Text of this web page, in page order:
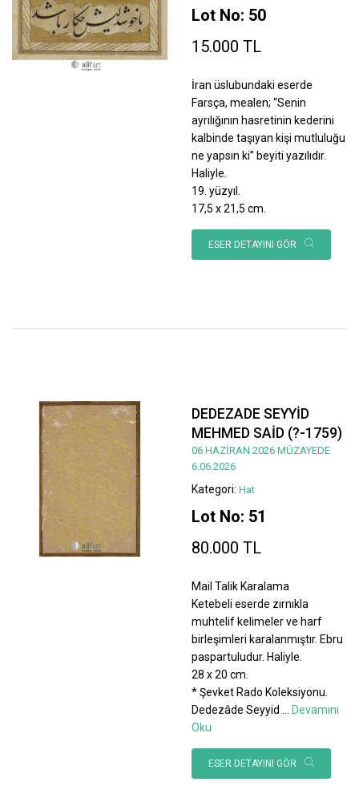
Lot No: 50
15.000 TL
İran üslubundaki eserde
Farsça, mealen; “Senin
ayrılığının hasretinin kederini
kalbinde taşıyan kişi mutluluğu
ne yapsın ki” beyiti yazılıdır.
Haliyle.
19. yüzyıl.
17,5 x 21,5 cm.
ESER DETAYINI GÖR
DEDEZADE SEYYİD
MEHMED SAİD (?-1759)
06 HAZİRAN 2026 MÜZAYEDE
6.06.2026
Kategori: Hat
Lot No: 51
80.000 TL
Mail Talik Karalama
Ketebeli eserde zırnıkla
muhtelif kelimeler ve harf
birleşimleri karalanmıştır. Ebru
paspartuludur. Haliyle.
28 x 20 cm.
* Şevket Rado Koleksiyonu.
Dedezâde Seyyid
Devamını
Oku
ESER DETAYINI GÖR